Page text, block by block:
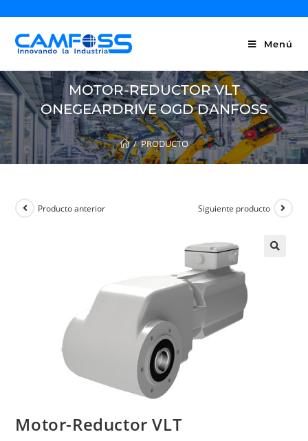
Menú
MOTOR-REDUCTOR VLT
ONEGEARDRIVE OGD DANFOSS
/ PRODUCTO
Producto anterior Siguiente producto
Motor-Reductor VLT